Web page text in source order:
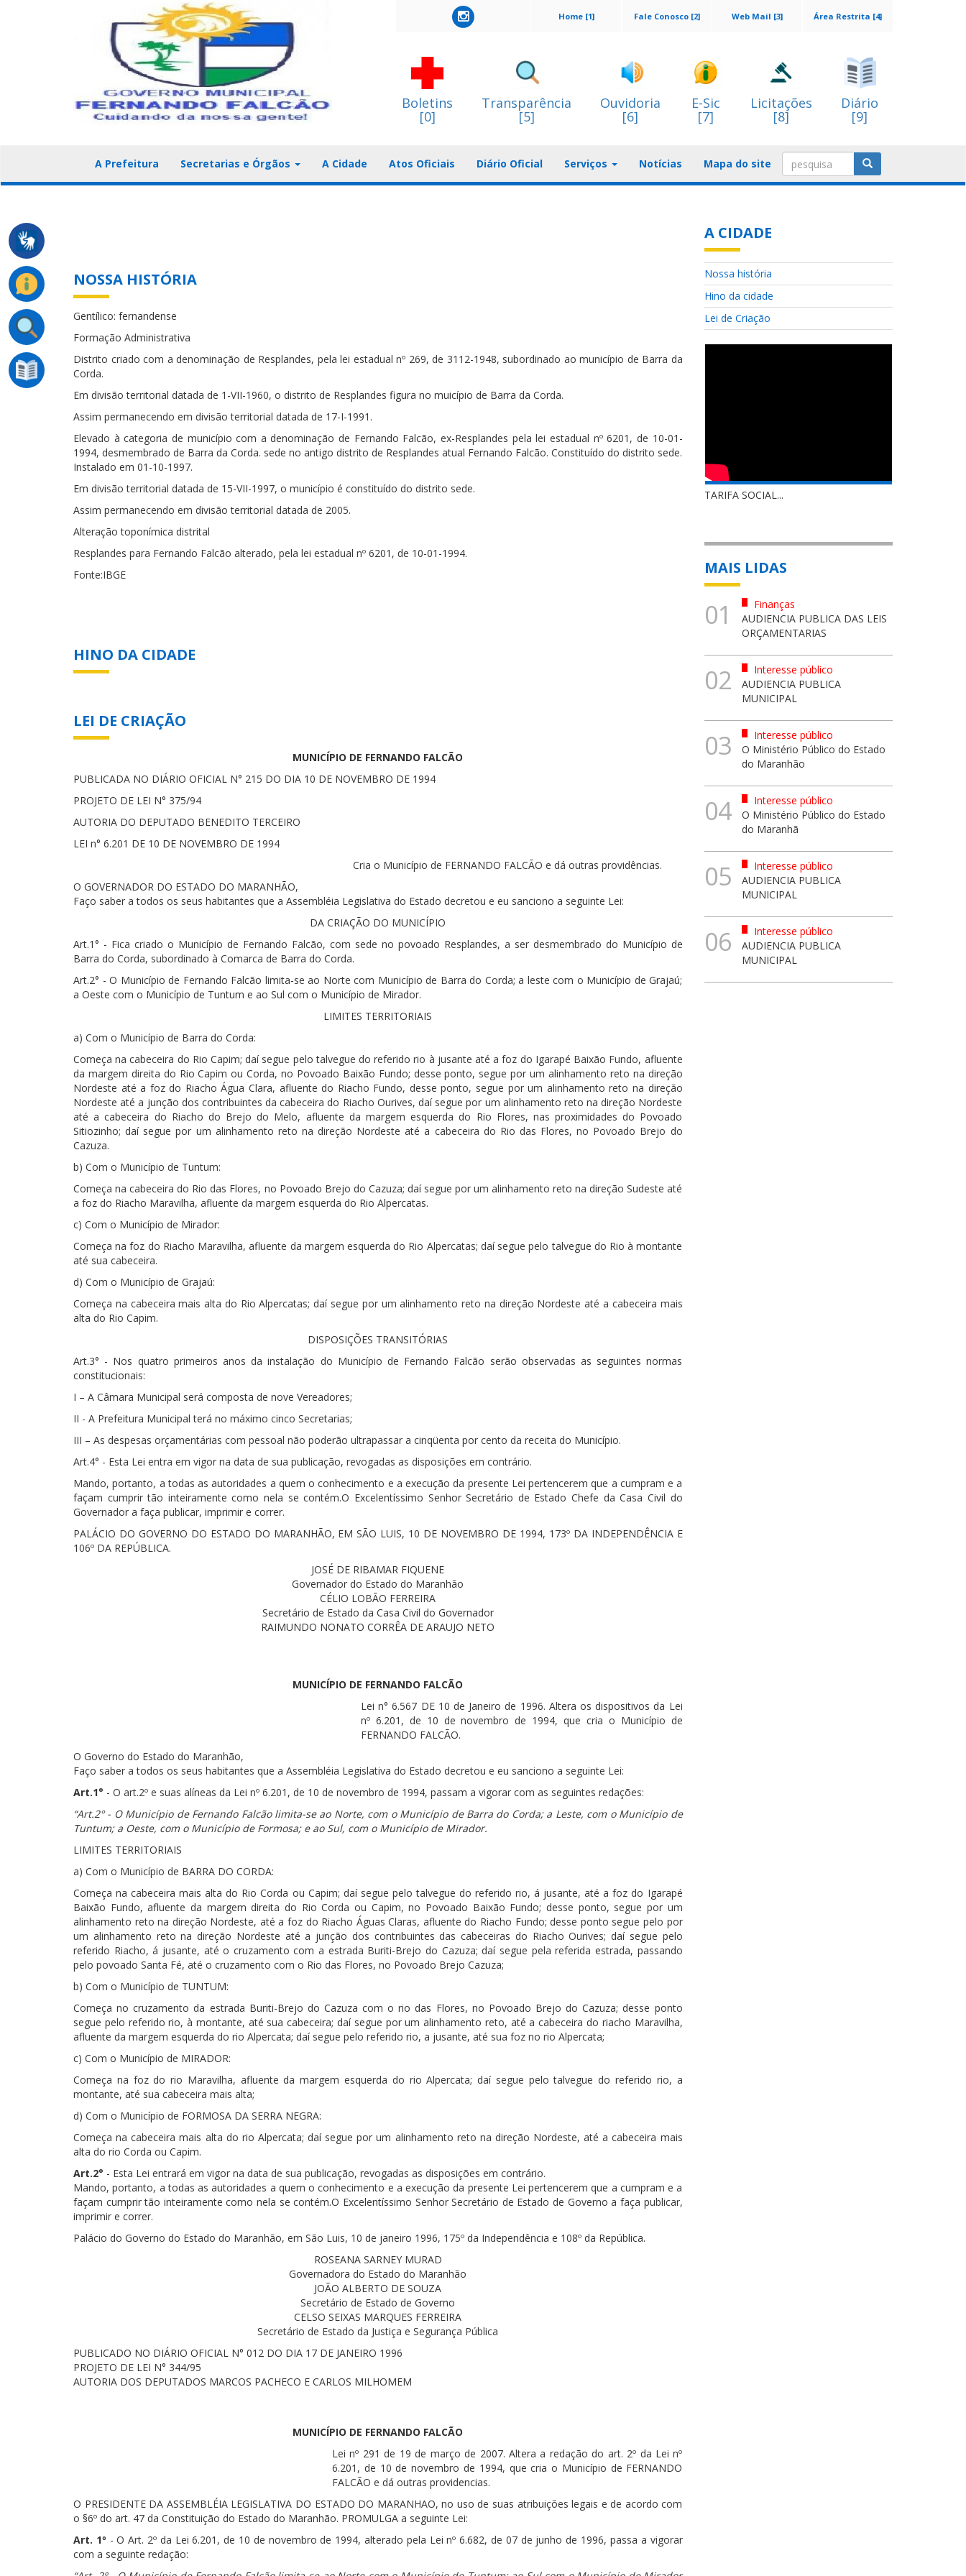
Área Restrita [4]
Web Mail [3]
Fale Conosco [2]
Home [1]
Boletins
[0]
Transparência
[5]
Ouvidoria
[6]
E-Sic
[7]
Licitações
[8]
Diário
[9]
A Prefeitura Secretarias e Órgãos A Cidade Atos Oficiais Diário Oficial Serviços Notícias Mapa do site
NOSSA HISTÓRIA
Gentílico: fernandense
Formação Administrativa
Distrito criado com a denominação de Resplandes, pela lei estadual nº 269, de 3112-1948, subordinado ao município de Barra da
Corda.
Em divisão territorial datada de 1-VII-1960, o distrito de Resplandes figura no muicípio de Barra da Corda.
Assim permanecendo em divisão territorial datada de 17-I-1991.
Elevado à categoria de município com a denominação de Fernando Falcão, ex-Resplandes pela lei estadual nº 6201, de 10-01-
1994, desmembrado de Barra da Corda. sede no antigo distrito de Resplandes atual Fernando Falcão. Constituído do distrito sede.
Instalado em 01-10-1997.
Em divisão territorial datada de 15-VII-1997, o município é constituído do distrito sede.
Assim permanecendo em divisão territorial datada de 2005.
Alteração toponímica distrital
Resplandes para Fernando Falcão alterado, pela lei estadual nº 6201, de 10-01-1994.
Fonte:IBGE
HINO DA CIDADE
LEI DE CRIAÇÃO
MUNICÍPIO DE FERNANDO FALCÃO
PUBLICADA NO DIÁRIO OFICIAL N° 215 DO DIA 10 DE NOVEMBRO DE 1994
PROJETO DE LEI N° 375/94
AUTORIA DO DEPUTADO BENEDITO TERCEIRO
LEI n° 6.201 DE 10 DE NOVEMBRO DE 1994
Cria o Município de FERNANDO FALCÃO e dá outras providências.
O GOVERNADOR DO ESTADO DO MARANHÃO,
Faço saber a todos os seus habitantes que a Assembléia Legislativa do Estado decretou e eu sanciono a seguinte Lei:
DA CRIAÇÃO DO MUNICÍPIO
Art.1° - Fica criado o Município de Fernando Falcão, com sede no povoado Resplandes, a ser desmembrado do Município de
Barra do Corda, subordinado à Comarca de Barra do Corda.
Art.2° - O Município de Fernando Falcão limita-se ao Norte com Município de Barra do Corda; a leste com o Município de Grajaú;
a Oeste com o Município de Tuntum e ao Sul com o Município de Mirador.
LIMITES TERRITORIAIS
a) Com o Município de Barra do Corda:
Começa na cabeceira do Rio Capim; daí segue pelo talvegue do referido rio à jusante até a foz do Igarapé Baixão Fundo, afluente
da margem direita do Rio Capim ou Corda, no Povoado Baixão Fundo; desse ponto, segue por um alinhamento reto na direção
Nordeste até a foz do Riacho Água Clara, afluente do Riacho Fundo, desse ponto, segue por um alinhamento reto na direção
Nordeste até a junção dos contribuintes da cabeceira do Riacho Ourives, daí segue por um alinhamento reto na direção Nordeste
até a cabeceira do Riacho do Brejo do Melo, afluente da margem esquerda do Rio Flores, nas proximidades do Povoado
Sitiozinho; daí segue por um alinhamento reto na direção Nordeste até a cabeceira do Rio das Flores, no Povoado Brejo do
Cazuza.
b) Com o Município de Tuntum:
Começa na cabeceira do Rio das Flores, no Povoado Brejo do Cazuza; daí segue por um alinhamento reto na direção Sudeste até
a foz do Riacho Maravilha, afluente da margem esquerda do Rio Alpercatas.
c) Com o Município de Mirador:
Começa na foz do Riacho Maravilha, afluente da margem esquerda do Rio Alpercatas; daí segue pelo talvegue do Rio à montante
até sua cabeceira.
d) Com o Município de Grajaú:
Começa na cabeceira mais alta do Rio Alpercatas; daí segue por um alinhamento reto na direção Nordeste até a cabeceira mais
alta do Rio Capim.
DISPOSIÇÕES TRANSITÓRIAS
Art.3° - Nos quatro primeiros anos da instalação do Município de Fernando Falcão serão observadas as seguintes normas
constitucionais:
I – A Câmara Municipal será composta de nove Vereadores;
II - A Prefeitura Municipal terá no máximo cinco Secretarias;
III – As despesas orçamentárias com pessoal não poderão ultrapassar a cinqüenta por cento da receita do Município.
Art.4° - Esta Lei entra em vigor na data de sua publicação, revogadas as disposições em contrário.
Mando, portanto, a todas as autoridades a quem o conhecimento e a execução da presente Lei pertencerem que a cumpram e a
façam cumprir tão inteiramente como nela se contém.O Excelentíssimo Senhor Secretário de Estado Chefe da Casa Civil do
Governador a faça publicar, imprimir e correr.
PALÁCIO DO GOVERNO DO ESTADO DO MARANHÃO, EM SÃO LUIS, 10 DE NOVEMBRO DE 1994, 173º DA INDEPENDÊNCIA E
106º DA REPÚBLICA.
JOSÉ DE RIBAMAR FIQUENE
Governador do Estado do Maranhão
CÉLIO LOBÃO FERREIRA
Secretário de Estado da Casa Civil do Governador
RAIMUNDO NONATO CORRÊA DE ARAUJO NETO
MUNICÍPIO DE FERNANDO FALCÃO
Lei n° 6.567 DE 10 de Janeiro de 1996. Altera os dispositivos da Lei
nº 6.201, de 10 de novembro de 1994, que cria o Município de
FERNANDO FALCÃO.
O Governo do Estado do Maranhão,
Faço saber a todos os seus habitantes que a Assembléia Legislativa do Estado decretou e eu sanciono a seguinte Lei:
Art.1° - O art.2º e suas alíneas da Lei nº 6.201, de 10 de novembro de 1994, passam a vigorar com as seguintes redações:
“Art.2° - O Município de Fernando Falcão limita-se ao Norte, com o Município de Barra do Corda; a Leste, com o Município de
Tuntum; a Oeste, com o Município de Formosa; e ao Sul, com o Município de Mirador.
LIMITES TERRITORIAIS
a) Com o Município de BARRA DO CORDA:
Começa na cabeceira mais alta do Rio Corda ou Capim; daí segue pelo talvegue do referido rio, á jusante, até a foz do Igarapé
Baixão Fundo, afluente da margem direita do Rio Corda ou Capim, no Povoado Baixão Fundo; desse ponto, segue por um
alinhamento reto na direção Nordeste, até a foz do Riacho Águas Claras, afluente do Riacho Fundo; desse ponto segue pelo por
um alinhamento reto na direção Nordeste até a junção dos contribuintes das cabeceiras do Riacho Ourives; daí segue pelo
referido Riacho, á jusante, até o cruzamento com a estrada Buriti-Brejo do Cazuza; daí segue pela referida estrada, passando
pelo povoado Santa Fé, até o cruzamento com o Rio das Flores, no Povoado Brejo Cazuza;
b) Com o Município de TUNTUM:
Começa no cruzamento da estrada Buriti-Brejo do Cazuza com o rio das Flores, no Povoado Brejo do Cazuza; desse ponto
segue pelo referido rio, à montante, até sua cabeceira; daí segue por um alinhamento reto, até a cabeceira do riacho Maravilha,
afluente da margem esquerda do rio Alpercata; daí segue pelo referido rio, a jusante, até sua foz no rio Alpercata;
c) Com o Município de MIRADOR:
Começa na foz do rio Maravilha, afluente da margem esquerda do rio Alpercata; daí segue pelo talvegue do referido rio, a
montante, até sua cabeceira mais alta;
d) Com o Município de FORMOSA DA SERRA NEGRA:
Começa na cabeceira mais alta do rio Alpercata; daí segue por um alinhamento reto na direção Nordeste, até a cabeceira mais
alta do rio Corda ou Capim.
Art.2° - Esta Lei entrará em vigor na data de sua publicação, revogadas as disposições em contrário.
Mando, portanto, a todas as autoridades a quem o conhecimento e a execução da presente Lei pertencerem que a cumpram e a
façam cumprir tão inteiramente como nela se contém.O Excelentíssimo Senhor Secretário de Estado de Governo a faça publicar,
imprimir e correr.
Palácio do Governo do Estado do Maranhão, em São Luis, 10 de janeiro 1996, 175º da Independência e 108º da República.
ROSEANA SARNEY MURAD
Governadora do Estado do Maranhão
JOÃO ALBERTO DE SOUZA
Secretário de Estado de Governo
CELSO SEIXAS MARQUES FERREIRA
Secretário de Estado da Justiça e Segurança Pública
PUBLICADO NO DIÁRIO OFICIAL N° 012 DO DIA 17 DE JANEIRO 1996
PROJETO DE LEI N° 344/95
AUTORIA DOS DEPUTADOS MARCOS PACHECO E CARLOS MILHOMEM
MUNICÍPIO DE FERNANDO FALCÃO
Lei nº 291 de 19 de março de 2007. Altera a redação do art. 2º da Lei nº
6.201, de 10 de novembro de 1994, que cria o Município de FERNANDO
FALCÃO e dá outras providencias.
O PRESIDENTE DA ASSEMBLÉIA LEGISLATIVA DO ESTADO DO MARANHAO, no uso de suas atribuições legais e de acordo com
o §6º do art. 47 da Constituição do Estado do Maranhão. PROMULGA a seguinte Lei:
Art. 1º - O Art. 2º da Lei 6.201, de 10 de novembro de 1994, alterado pela Lei nº 6.682, de 07 de junho de 1996, passa a vigorar
com a seguinte redação:
A CIDADE
Nossa história
Hino da cidade
Lei de Criação
TARIFA SOCIAL...
MAIS LIDAS
01
Finanças
AUDIENCIA PUBLICA DAS LEIS
ORÇAMENTARIAS
02
Interesse público
AUDIENCIA PUBLICA
MUNICIPAL
03
Interesse público
O Ministério Público do Estado
do Maranhão
04
Interesse público
O Ministério Público do Estado
do Maranhã
05
Interesse público
AUDIENCIA PUBLICA
MUNICIPAL
06
Interesse público
AUDIENCIA PUBLICA
MUNICIPAL